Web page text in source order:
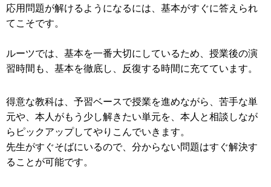
応用問題が解けるようになるには、基本がすぐに答えられ
てこそです。
ルーツでは、基本を一番大切にしているため、授業後の演
習時間も、基本を徹底し、反復する時間に充てています。
得意な教科は、予習ベースで授業を進めながら、苦手な単
元や、本人がもう少し解きたい単元を、本人と相談しなが
らピックアップしてやりこんでいきます。
先生がすぐそばにいるので、分からない問題はすぐ解決す
ることが可能です。